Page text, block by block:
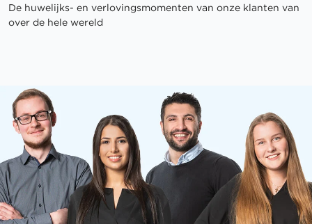
De huwelijks- en verlovingsmomenten van onze klanten van
over de hele wereld